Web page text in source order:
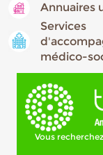
Annuaires
Services
médico-
Vous